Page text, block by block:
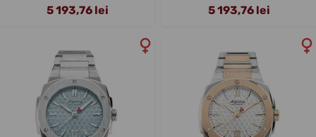
5 193,76 lei 5 193,76 lei